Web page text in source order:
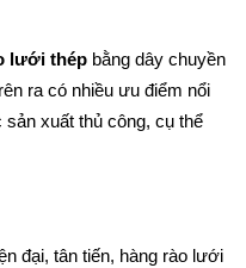
lưới thép bằng dây chuyền
ra có nhiều ưu điểm nổi
xuất thủ công, cụ thể
đại, tân tiến, hàng rào lưới